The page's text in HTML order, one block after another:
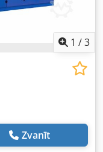
1 /3
Zvanīt